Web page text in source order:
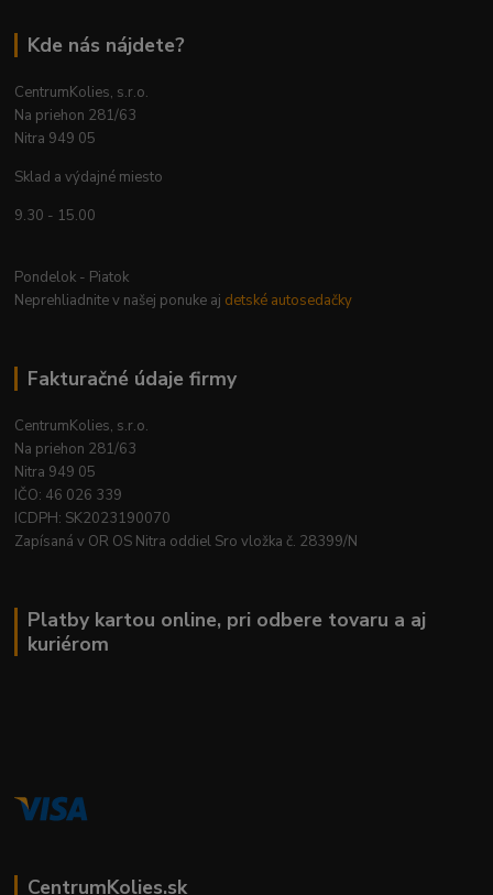
Kde nás nájdete?
CentrumKolies, s.r.o.
Na priehon 281/63
Nitra 949 05
Sklad a výdajné miesto
9.30 - 15.00
Pondelok - Piatok
Neprehliadnite v našej ponuke aj detské autosedačky
Fakturačné údaje firmy
CentrumKolies, s.r.o.
Na priehon 281/63
Nitra 949 05
IČO: 46 026 339
ICDPH: SK2023190070
Zapísaná v OR OS Nitra oddiel Sro vložka č. 28399/N
Platby kartou online, pri odbere tovaru a aj
kuriérom
CentrumKolies.sk